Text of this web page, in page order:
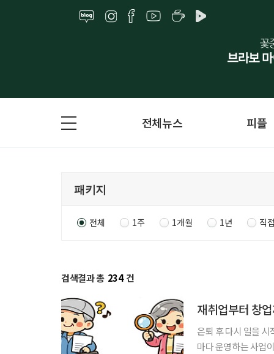
전체뉴스 피플
전체 1주 1개월 1년 직
검색결과 총 234 건
재취업부터 창
은퇴 후 다시 일을
마다 운영하는 사업